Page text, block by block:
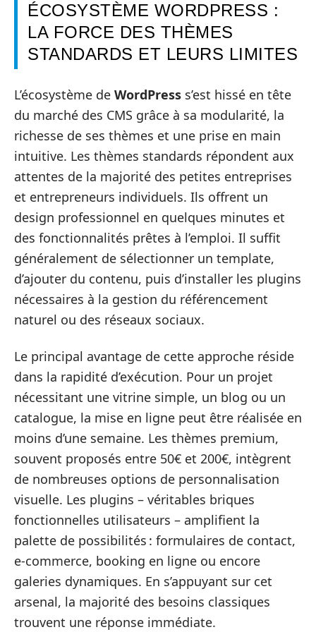
ÉCOSYSTÈME WORDPRESS :
LA FORCE DES THÈMES
STANDARDS ET LEURS LIMITES
L’écosystème de WordPress s’est hissé en tête
du marché des CMS grâce à sa modularité, la
richesse de ses thèmes et une prise en main
intuitive. Les thèmes standards répondent aux
attentes de la majorité des petites entreprises
et entrepreneurs individuels. Ils offrent un
design professionnel en quelques minutes et
des fonctionnalités prêtes à l’emploi. Il suffit
généralement de sélectionner un template,
d’ajouter du contenu, puis d’installer les plugins
nécessaires à la gestion du référencement
naturel ou des réseaux sociaux.
Le principal avantage de cette approche réside
dans la rapidité d’exécution. Pour un projet
nécessitant une vitrine simple, un blog ou un
catalogue, la mise en ligne peut être réalisée en
moins d’une semaine. Les thèmes premium,
souvent proposés entre 50€ et 200€, intègrent
de nombreuses options de personnalisation
visuelle. Les plugins – véritables briques
fonctionnelles utilisateurs – amplifient la
palette de possibilités : formulaires de contact,
e-commerce, booking en ligne ou encore
galeries dynamiques. En s’appuyant sur cet
arsenal, la majorité des besoins classiques
trouvent une réponse immédiate.